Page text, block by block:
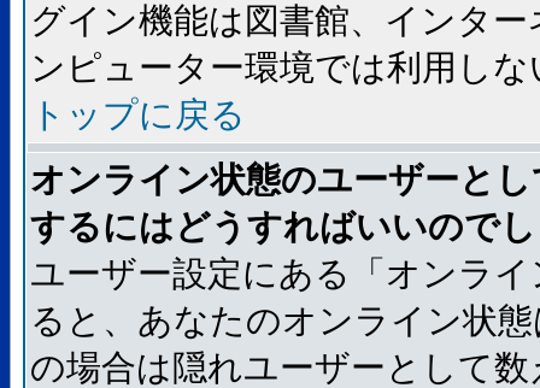
グイン機能は図書館、インタ
ンピューター環境では利用し
トップに戻る
オンライン状態のユーザーと
するにはどうすればいいので
ユーザー設定にある「オンラ
ると、あなたのオンライン状
の場合は隠れユーザーとして